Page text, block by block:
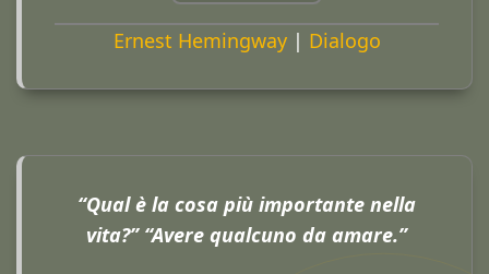
Ernest Hemingway| Dialogo
“Qual è la cosa più importante nella
vita?” “Avere qualcuno da amare.”